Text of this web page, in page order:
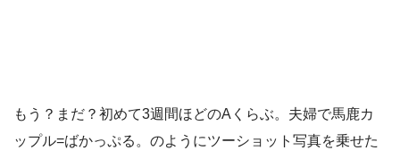
もう？まだ？初めて3週間ほどのAくらぶ。夫婦で馬鹿カ
ップル=ばかっぷる。のようにツーショット写真を乗せた